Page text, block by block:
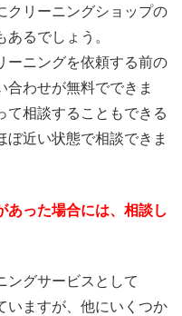
クリーニングショップの
るでしょう。
ーニングを依頼する前の
合わせが無料でできま
て相談することもできる
近い状態で相談できま
あった場合には、相談し
ングサービスとして
いますが、他にいくつか